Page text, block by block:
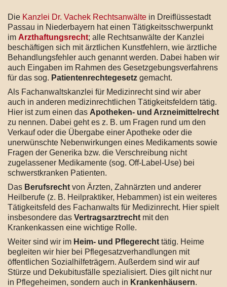
Die Kanzlei Dr. Vachek Rechtsanwälte in Dreiflüssestadt
Passau in Niederbayern hat einen Tätigkeitsschwerpunkt
im Arzthaftungsrecht; alle Rechtsanwälte der Kanzlei
beschäftigen sich mit ärztlichen Kunstfehlern, wie ärztliche
Behandlungsfehler auch genannt werden. Dabei haben wir
auch Eingaben im Rahmen des Gesetzgebungsverfahrens
für das sog. Patientenrechtegesetz gemacht.
Als Fachanwaltskanzlei für Medizinrecht sind wir aber
auch in anderen medizinrechtlichen Tätigkeitsfeldern tätig.
Hier ist zum einen das Apotheken- und Arzneimittelrecht
zu nennen. Dabei geht es z. B. um Fragen rund um den
Verkauf oder die Übergabe einer Apotheke oder die
unerwünschte Nebenwirkungen eines Medikaments sowie
Fragen der Generika bzw. die Verschreibung nicht
zugelassener Medikamente (sog. Off-Label-Use) bei
schwerstkranken Patienten.
Das Berufsrecht von Ärzten, Zahnärzten und anderer
Heilberufe (z. B. Heilpraktiker, Hebammen) ist ein weiteres
Tätigkeitsfeld des Fachanwalts für Medizinrecht. Hier spielt
insbesondere das Vertragsarztrecht mit den
Krankenkassen eine wichtige Rolle.
Weiter sind wir im Heim- und Pflegerecht tätig. Heime
begleiten wir hier bei Pflegesatzverhandlungen mit
öffentlichen Sozialhilfeträgern. Außerdem sind wir auf
Stürze und Dekubitusfälle spezialisiert. Dies gilt nicht nur
in Pflegeheimen, sondern auch in Krankenhäusern.